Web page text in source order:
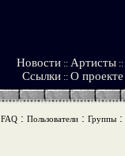
Новости :: Артисты ::
Ссылки :: О проекте
FAQ: Пользователи: Группы: